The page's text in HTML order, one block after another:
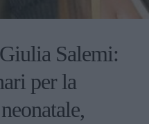
Salemi:
per la